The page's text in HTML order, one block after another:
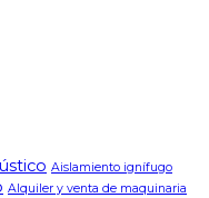
Aislamiento ignífugo
Alquiler y venta de maquinaria